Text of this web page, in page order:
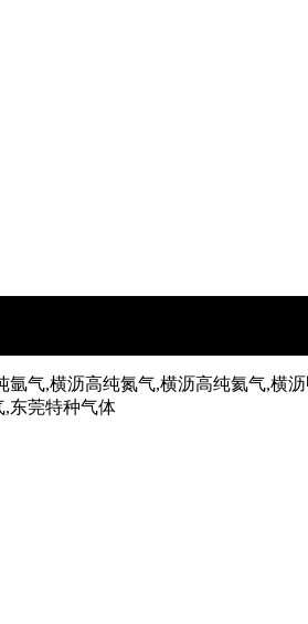
气,横沥高纯氮气,横沥高纯氦气,横
,东莞特种气体